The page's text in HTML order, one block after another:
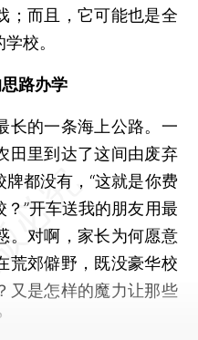
；而且，它可能也是全
校。
路办学
的一条海上公路。一
田里到达了这间由废弃
都没有，“这就是你费
”开车送我的朋友用最
。对啊，家长为何愿意
荒郊僻野，既没豪华校
又是怎样的魔力让那些